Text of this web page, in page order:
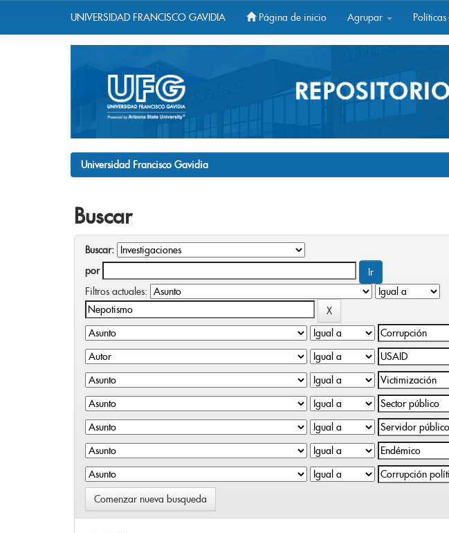
UNIVERSIDAD FRANCISCO GAVIDIA Página de inicio Agrupar Políticas
Universidad Francisco Gavidia
Buscar
Buscar:
por
Filtros actuales:
Comenzar nueva busqueda